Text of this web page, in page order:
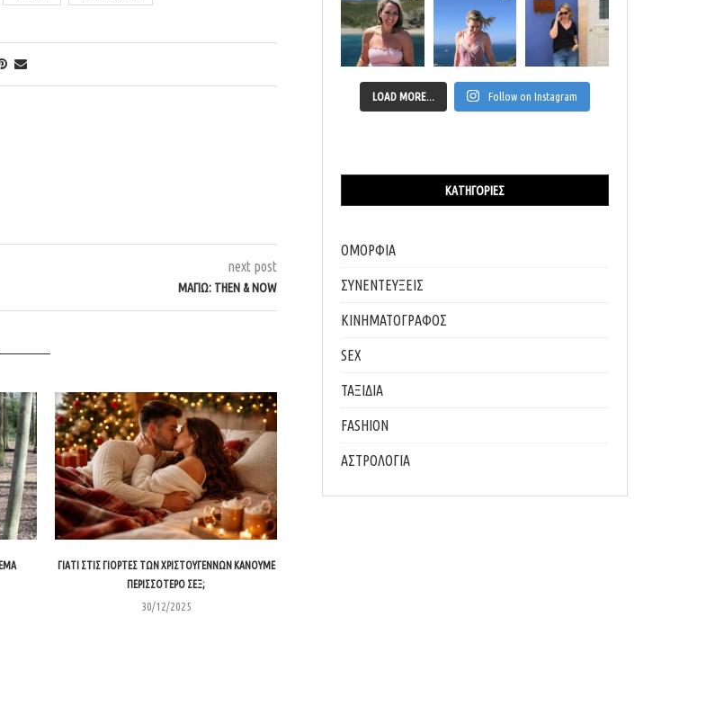
next post
ΜΑΓΙΏ: THEN & NOW
ΓΙΑΤΊ ΣΤΙΣ ΓΙΟΡΤΈΣ ΤΩΝ ΧΡΙΣΤΟΥΓΈΝΝΩΝ ΚΆΝΟΥΜΕ
ΠΕΡΙΣΣΌΤΕΡΟ ΣΕΞ;
30/12/2025
LOAD MORE... Follow on Instagram
ΚΑΤΗΓΟΡΊΕΣ
ΟΜΟΡΦΙΑ
ΣΥΝΕΝΤΕΥΞΕΙΣ
ΚΙΝΗΜΑΤΟΓΡΑΦΟΣ
SEX
ΤΑΞΙΔΙΑ
FASHION
ΑΣΤΡΟΛΟΓΙΑ